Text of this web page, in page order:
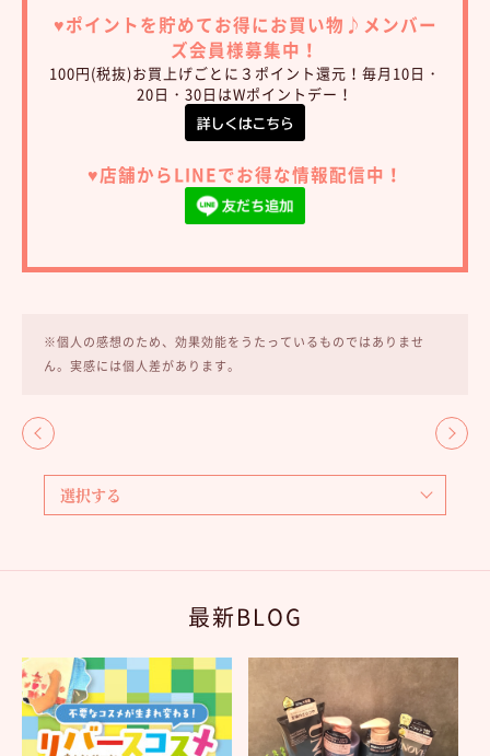
♥︎ポイントを貯めてお得にお買い物♪ メンバー
ズ会員様募集中！
100円(税抜)お買上げごとに３ポイント還元！毎月10日・
20日・30日はWポイントデー！
♥︎店舗からLINEでお得な情報配信中！
※個人の感想のため、効果効能をうたっているものではありませ
ん。実感には個人差があります。
最新BLOG